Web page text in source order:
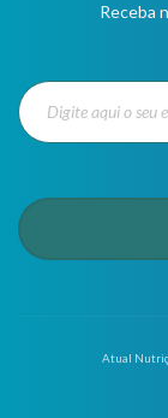
Receba
Atual